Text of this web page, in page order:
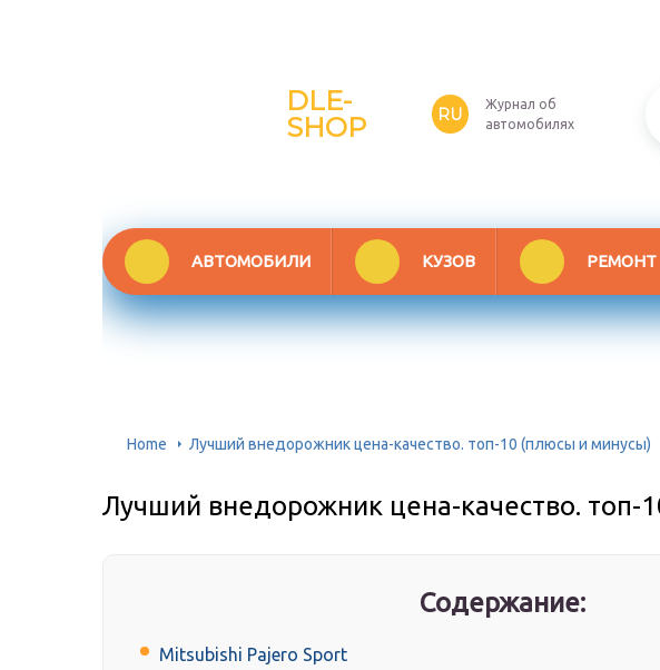
DLE-
SHOP
RU
Журнал об
автомобилях
АВТОМОБИЛИ КУЗОВ РЕМОНТ
Home Лучший внедорожник цена-качество. топ-10 (плюсы и минусы)
Лучший внедорожник цена-качество. топ-
Содержание:
Mitsubishi Pajero Sport